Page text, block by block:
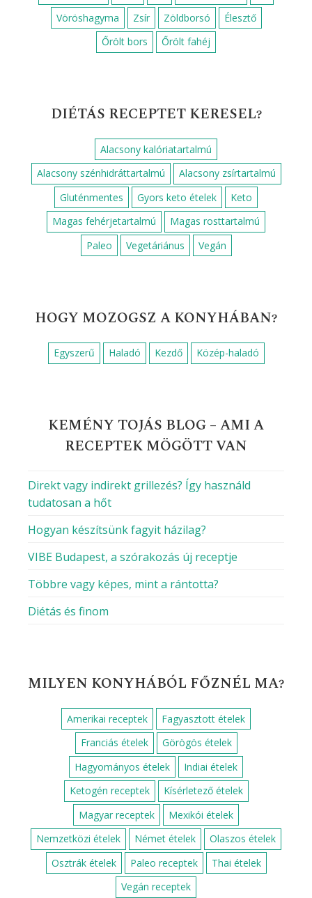
Vöröshagyma
Zsír Zöldborsó
Élesztő
Őrölt bors
Őrölt fahéj
DIÉTÁS RECEPTET KERESEL?
Alacsony kalóriatartalmú
Alacsony szénhidráttartalmú
Alacsony zsírtartalmú
Gluténmentes
Gyors keto ételek
Keto
Magas fehérjetartalmú
Magas rosttartalmú
Paleo
Vegetáriánus Vegán
HOGY MOZOGSZ A KONYHÁBAN?
Egyszerű Haladó Kezdő Közép-haladó
KEMÉNY TOJÁS BLOG – AMI A
RECEPTEK MÖGÖTT VAN
Direkt vagy indirekt grillezés? Így használd
tudatosan a hőt
Hogyan készítsünk fagyit házilag?
VIBE Budapest, a szórakozás új receptje
Többre vagy képes, mint a rántotta?
Diétás és finom
MILYEN KONYHÁBÓL FŐZNÉL MA?
Amerikai receptek
Fagyasztott ételek
Franciás ételek
Görögös ételek
Hagyományos ételek
Indiai ételek
Ketogén receptek
Kísérletező ételek
Magyar receptek
Mexikói ételek
Nemzetközi ételek
Német ételek
Olaszos ételek
Osztrák ételek
Paleo receptek
Thai ételek
Vegán receptek